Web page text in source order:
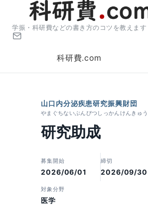
学振・科研費などの書き方のコツを教えます
科研費.com
山口内分泌疾患研究振興財団
やまぐちないぶんぴつしっかんけんきゅ
研究助成
募集開始
2026/06/01
締切
2026/09/30
対象分野
医学